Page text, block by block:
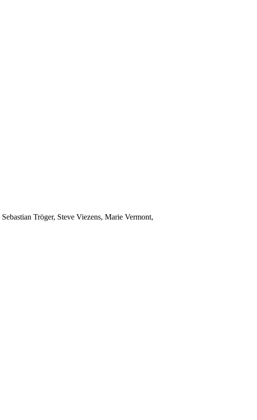
Sebastian Tröger, Steve Viezens, Marie Vermont,